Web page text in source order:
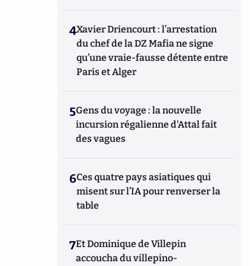
4Xavier Driencourt : l’arrestation
du chef de la DZ Mafia ne signe
qu’une vraie-fausse détente entre
Paris et Alger
5Gens du voyage : la nouvelle
incursion régalienne d'Attal fait
des vagues
6Ces quatre pays asiatiques qui
misent sur l’IA pour renverser la
table
7Et Dominique de Villepin
accoucha du villepino-